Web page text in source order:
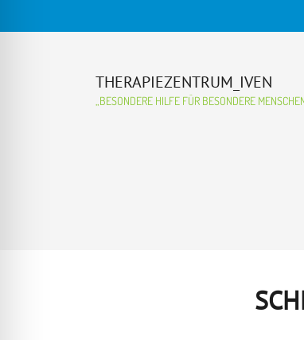
THERAPIEZENTRUM_IVEN
„BESONDERE HILFE FÜR BESONDERE